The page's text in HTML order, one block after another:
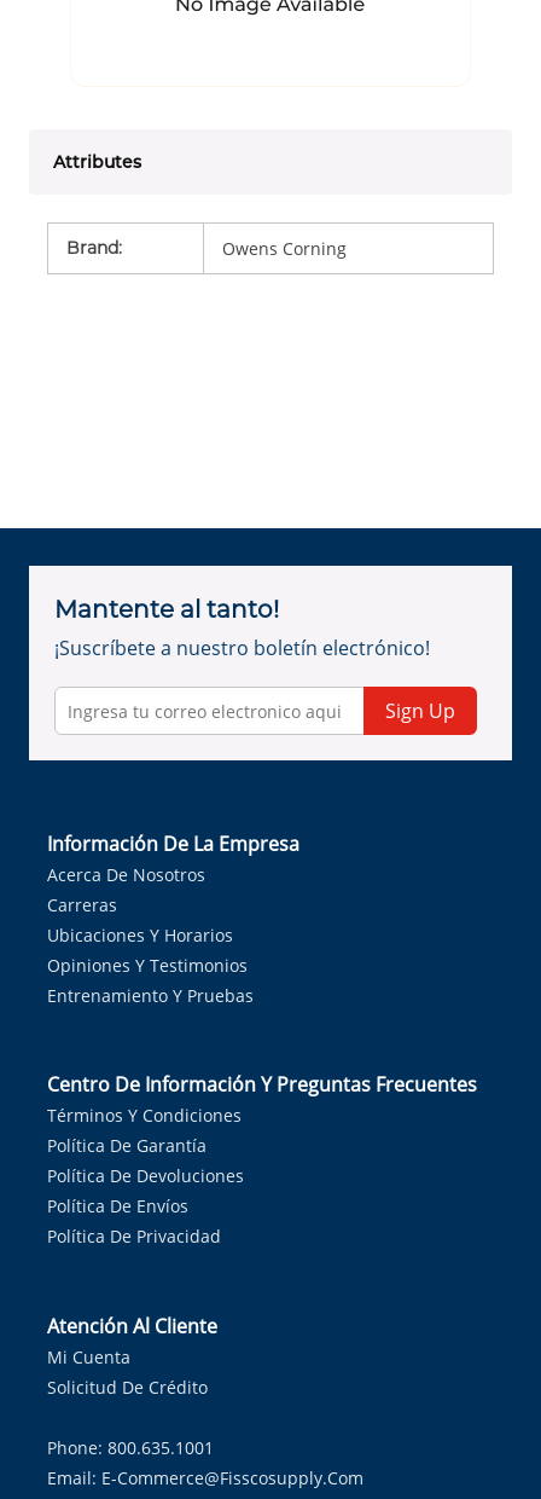
Attributes
Brand: Owens Corning
Mantente al tanto!
¡Suscríbete a nuestro boletín electrónico!
Sign Up
Información De La Empresa
Acerca De Nosotros
Carreras
Ubicaciones Y Horarios
Opiniones Y Testimonios
Entrenamiento Y Pruebas
Centro De Información Y Preguntas Frecuentes
Términos Y Condiciones
Política De Garantía
Política De Devoluciones
Política De Envíos
Política De Privacidad
Atención Al Cliente
Mi Cuenta
Solicitud De Crédito
Phone: 800.635.1001
Email: E-Commerce@fisscosupply.com